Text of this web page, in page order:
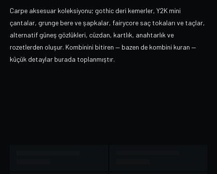
Carpe aksesuar koleksiyonu; gothic deri kemerler, Y2K mini
çantalar, grunge bere ve şapkalar, fairycore saç tokaları ve taçlar,
alternatif güneş gözlükleri, cüzdan, kartlık, anahtarlık ve
rozetlerden oluşur. Kombinini bitiren — bazen de kombini kuran —
küçük detaylar burada toplanmıştır.